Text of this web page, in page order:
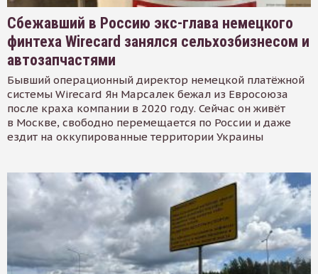
Сбежавший в Россию экс-глава немецкого
финтеха Wirecard занялся сельхозбизнесом и
автозапчастями
Бывший операционный директор немецкой платёжной
системы Wirecard Ян Марсалек бежал из Евросоюза
после краха компании в 2020 году. Сейчас он живёт
в Москве, свободно перемещается по России и даже
ездит на оккупированные территории Украины